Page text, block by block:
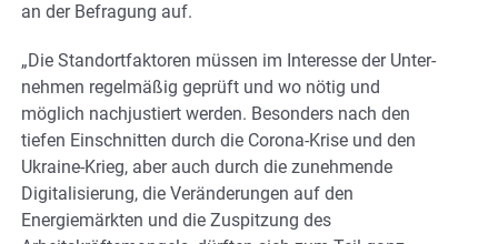
an der Befragung auf.
„Die Standortfaktoren müssen im Interesse der Unter­
nehmen regelmäßig geprüft und wo nötig und
möglich nachjustiert werden. Besonders nach den
tiefen Einschnitten durch die Corona-Krise und den
Ukraine-Krieg, aber auch durch die zunehmende
Digitalisierung, die Veränderungen auf den
Energiemärkten und die Zuspitzung des